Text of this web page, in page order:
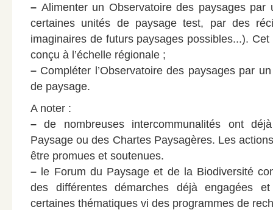
– Alimenter un Observatoire des paysages par
certaines unités de paysage test, par des
imaginaires de futurs paysages possibles...).
conçu à l’échelle régionale ;
– Compléter l’Observatoire des paysages par
de paysage.
A noter :
– de nombreuses intercommunalités ont
Paysage ou des Chartes Paysagères. Les
être promues et soutenues.
– le Forum du Paysage et de la Biodiversité
des différentes démarches déjà engagées et
certaines thématiques vi des programmes de